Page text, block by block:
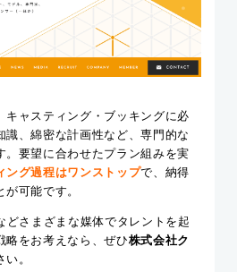
キャスティング・ブッキングに必
識、綿密な計画性など、専門的な
。要望に合わせたプラン組みを実
ング過程はワンストップで、納得
可能です。
どさまざまな媒体でタレントを起
略をお考えなら、ぜひ株式会社ク
。